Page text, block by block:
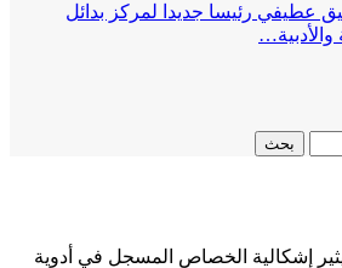
عطيفي رئيسا جديدا لمركز بدائل
والأدبية…
يثير إشكالية الخصاص المسجل في أدوية